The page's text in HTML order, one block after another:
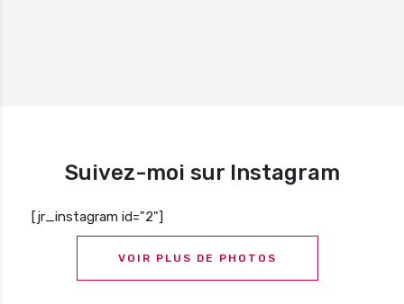
Suivez-moi sur Instagram
[jr_instagram id="2"]
VOIR PLUS DE PHOTOS